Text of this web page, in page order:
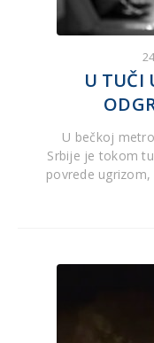
U TUČI
U bečkoj
Srbije je tokom
povrede